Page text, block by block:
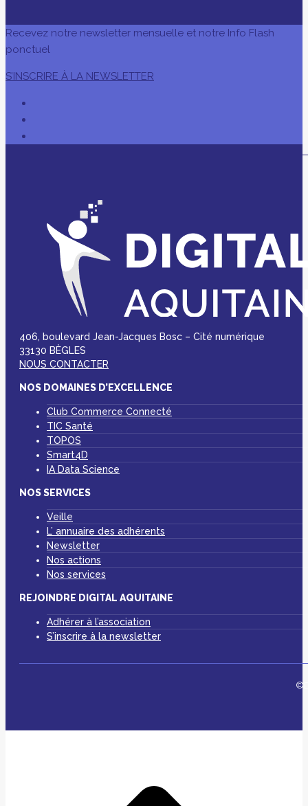
Recevez notre newsletter mensuelle et notre Info Flash
ponctuel
S’INSCRIRE À LA NEWSLETTER
406, boulevard Jean-Jacques Bosc – Cité numérique
33130 BÈGLES
NOUS CONTACTER
NOS DOMAINES D’EXCELLENCE
Club Commerce Connecté
TIC Santé
TOPOS
Smart4D
IA Data Science
NOS SERVICES
Veille
L’ annuaire des adhérents
Newsletter
Nos actions
Nos services
REJOINDRE DIGITAL AQUITAINE
Adhérer à l’association
S’inscrire à la newsletter